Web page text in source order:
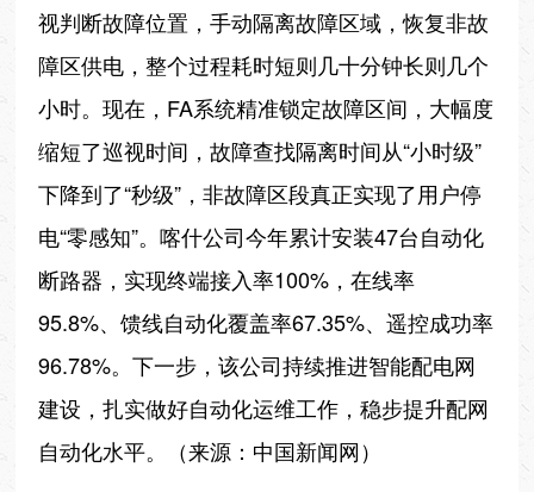
视判断故障位置，手动隔离故障区域，恢复非故
障区供电，整个过程耗时短则几十分钟长则几个
小时。现在，FA系统精准锁定故障区间，大幅度
缩短了巡视时间，故障查找隔离时间从“小时级”
下降到了“秒级”，非故障区段真正实现了用户停
电“零感知”。喀什公司今年累计安装47台自动化
断路器，实现终端接入率100%，在线率
95.8%、馈线自动化覆盖率67.35%、遥控成功率
96.78%。下一步，该公司持续推进智能配电网
建设，扎实做好自动化运维工作，稳步提升配网
自动化水平。（来源：中国新闻网）